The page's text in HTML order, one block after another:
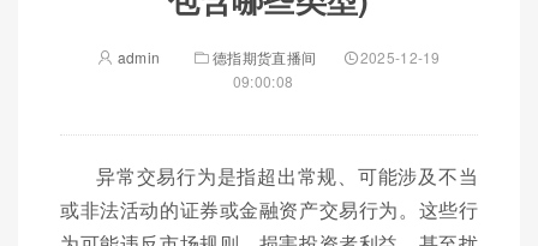
admin 德指期货直播间
2025-12-19
09:00:08
异常交易行为是指超出常规、可能涉及不当
或非法活动的证券或金融资产交易行为。这些行